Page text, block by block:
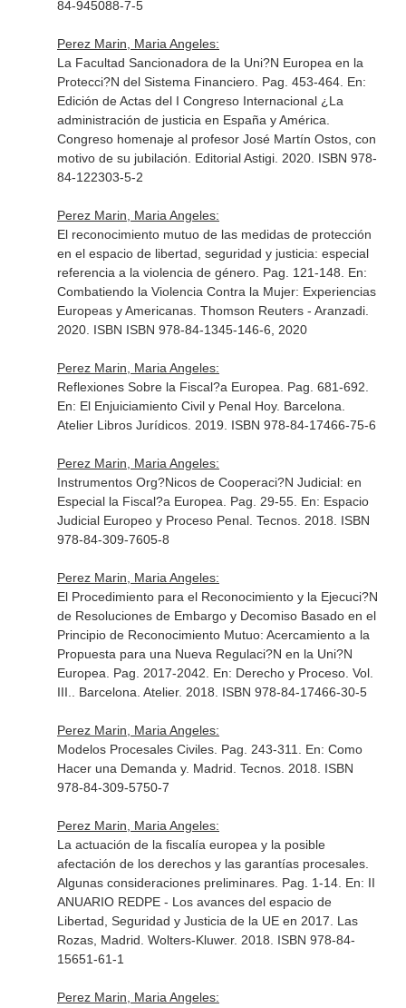
84-945088-7-5
Perez Marin, Maria Angeles:
La Facultad Sancionadora de la Uni?N Europea en la
Protecci?N del Sistema Financiero. Pag. 453-464. En:
Edición de Actas del I Congreso Internacional ¿La
administración de justicia en España y América.
Congreso homenaje al profesor José Martín Ostos, con
motivo de su jubilación . Editorial Astigi. 2020. ISBN 978-
84-122303-5-2
Perez Marin, Maria Angeles:
El reconocimiento mutuo de las medidas de protección
en el espacio de libertad, seguridad y justicia: especial
referencia a la violencia de género. Pag. 121-148. En:
Combatiendo la Violencia Contra la Mujer: Experiencias
Europeas y Americanas. Thomson Reuters - Aranzadi.
2020. ISBN ISBN 978-84-1345-146-6, 2020
Perez Marin, Maria Angeles:
Reflexiones Sobre la Fiscal?a Europea. Pag. 681-692.
En: El Enjuiciamiento Civil y Penal Hoy. Barcelona.
Atelier Libros Jurídicos. 2019. ISBN 978-84-17466-75-6
Perez Marin, Maria Angeles:
Instrumentos Org?Nicos de Cooperaci?N Judicial: en
Especial la Fiscal?a Europea. Pag. 29-55. En: Espacio
Judicial Europeo y Proceso Penal. Tecnos. 2018. ISBN
978-84-309-7605-8
Perez Marin, Maria Angeles:
El Procedimiento para el Reconocimiento y la Ejecuci?N
de Resoluciones de Embargo y Decomiso Basado en el
Principio de Reconocimiento Mutuo: Acercamiento a la
Propuesta para una Nueva Regulaci?N en la Uni?N
Europea. Pag. 2017-2042. En: Derecho y Proceso. Vol.
III.
. Barcelona. Atelier. 2018. ISBN 978-84-17466-30-5
Perez Marin, Maria Angeles:
Modelos Procesales Civiles. Pag. 243-311. En: Como
Hacer una Demanda y. Madrid. Tecnos. 2018. ISBN
978-84-309-5750-7
Perez Marin, Maria Angeles:
La actuación de la fiscalía europea y la posible
afectación de los derechos y las garantías procesales.
Algunas consideraciones preliminares. Pag. 1-14. En: II
ANUARIO REDPE - Los avances del espacio de
Libertad, Seguridad y Justicia de la UE en 2017 . Las
Rozas, Madrid. Wolters-Kluwer. 2018. ISBN 978-84-
15651-61-1
Perez Marin, Maria Angeles: